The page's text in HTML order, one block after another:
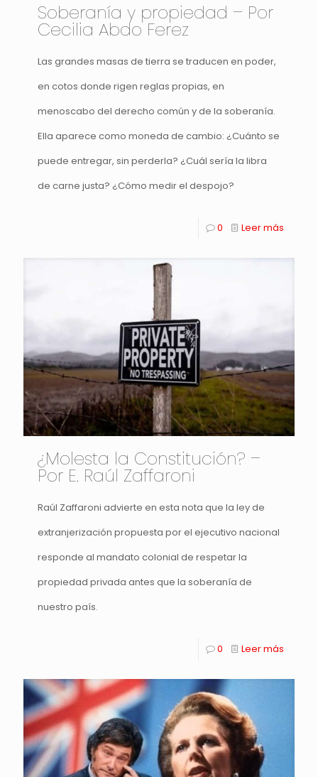
Soberanía y propiedad – Por
Cecilia Abdo Ferez
Las grandes masas de tierra se traducen en poder,
en cotos donde rigen reglas propias, en
menoscabo del derecho común y de la soberanía.
Ella aparece como moneda de cambio: ¿Cuánto se
puede entregar, sin perderla? ¿Cuál sería la libra
de carne justa? ¿Cómo medir el despojo?
0 Leer más
¿Molesta la Constitución? –
Por E. Raúl Zaffaroni
Raúl Zaffaroni advierte en esta nota que la ley de
extranjerización propuesta por el ejecutivo nacional
responde al mandato colonial de respetar la
propiedad privada antes que la soberanía de
nuestro país.
0 Leer más